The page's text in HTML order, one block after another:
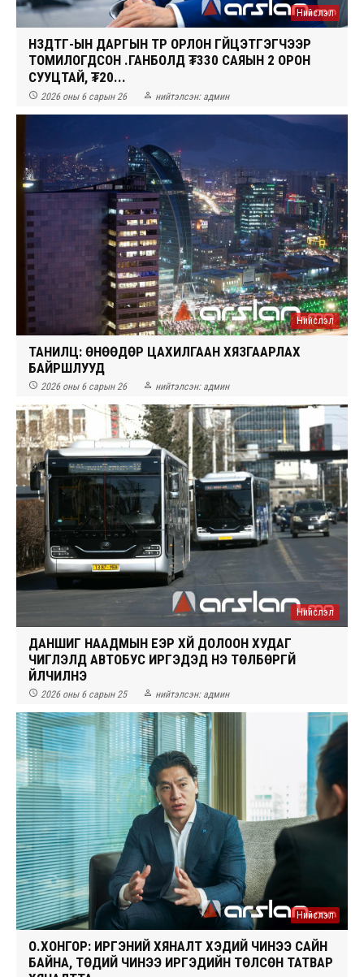
Нийслэл
НЗДТГ-ЫН ДАРГЫН ТҮР ОРЛОН ГҮЙЦЭТГЭГЧЭЭР
ТОМИЛОГДСОН Ү.ГАНБОЛД ₮330 САЯЫН 2 ОРОН
СУУЦТАЙ, ₮20...
 2026 оны 6 сарын 26  нийтэлсэн: админ
Нийслэл
ТАНИЛЦ: ӨНӨӨДӨР ЦАХИЛГААН ХЯЗГААРЛАХ
БАЙРШЛУУД
 2026 оны 6 сарын 26  нийтэлсэн: админ
Нийслэл
ДАНШИГ НААДМЫН ҮЕЭР ХҮЙ ДОЛООН ХУДАГ
ЧИГЛЭЛД АВТОБУС ИРГЭДЭД ҮНЭ ТӨЛБӨРГҮЙ
ҮЙЛЧИЛНЭ
 2026 оны 6 сарын 25  нийтэлсэн: админ
Нийслэл
О.ХОНГОР: ИРГЭНИЙ ХЯНАЛТ ХЭДИЙ ЧИНЭЭ САЙН
БАЙНА, ТӨДИЙ ЧИНЭЭ ИРГЭДИЙН ТӨЛСӨН ТАТВАР